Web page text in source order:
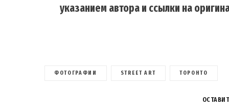
указанием автора и ссылки на
ФОТОГРАФИИ STREET ART ТОРОНТО